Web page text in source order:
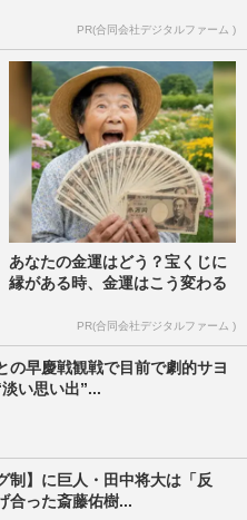
PR(合同会社デジタルファーム )
あなたの金運はどう？宝くじに
縁がある時、金運はこう変わる
PR(合同会社デジタルファーム )
の早慶戦観戦で目前で劇的サヨ
い思い出”...
制】に巨人・田中将大は「反
合った斎藤佑樹...